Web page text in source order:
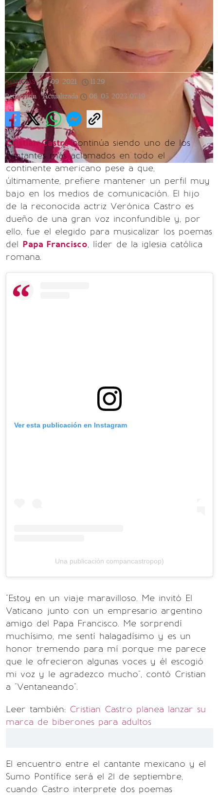
NOTICIAS | 17/09/2021 11:29
Redacción |
Actualizada 06/05/2023 07:19
Cristian Castrocontinúa siendo uno de los
cantantes más aclamados en todo el
continente americano pese a que,
últimamente, prefiere mantener un perfil muy
bajo en los medios de comunicación. El hijo
de la reconocida actriz Verónica Castro es
dueño de una gran voz inconfundible y, por
ello, fue el elegido para musicalizar los poemas
del Papa Francisco, líder de la iglesia católica
romana.
Ver esta publicación en Instagram
Una publicación compancastropop)
"Estoy en un viaje maravilloso. Me invitó El
Vaticano junto con un empresario argentino
amigo del Papa Francisco. Me sorprendí
muchísimo, me sentí halagadísimo y es un
honor tremendo para mí porque me parece
que le ofrecieron algunas voces y él escogió
mi voz y le agradezco mucho", contó Cristian
a "Ventaneando".
Leer también: Cristian Castro planea lanzar su
marca de biberones para adultos
El encuentro entre el cantante mexicano y el
Sumo Pontífice será el 21 de septiembre,
cuando Castro interprete dos poemas